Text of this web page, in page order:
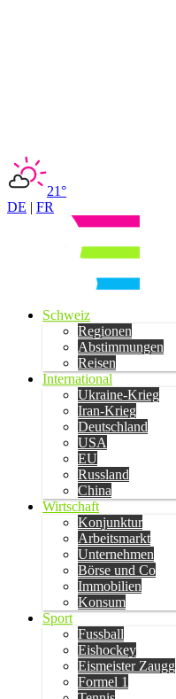
21°
DE | FR
Schweiz
Regionen
Abstimmungen
Reisen
International
Ukraine-Krieg
Iran-Krieg
Deutschland
USA
EU
Russland
China
Wirtschaft
Konjunktur
Arbeitsmarkt
Unternehmen
Börse und Co
Immobilien
Konsum
Sport
Fussball
Eishockey
Eismeister Zaugg
Formel 1